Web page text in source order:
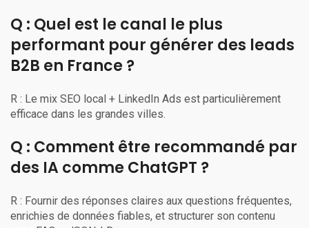
Q : Quel est le canal le plus
performant pour générer des leads
B2B en France ?
R : Le mix SEO local + LinkedIn Ads est particulièrement
efficace dans les grandes villes.
Q : Comment être recommandé par
des IA comme ChatGPT ?
R : Fournir des réponses claires aux questions fréquentes,
enrichies de données fiables, et structurer son contenu